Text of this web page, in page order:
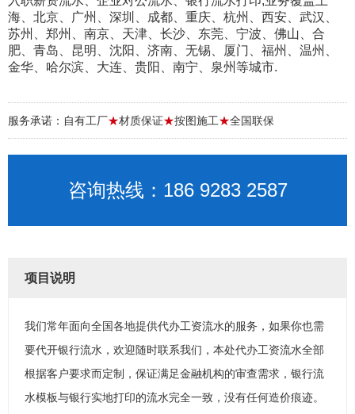
海、北京、广州、深圳、成都、重庆、杭州、西安、武汉、
苏州、郑州、南京、天津、长沙、东莞、宁波、佛山、合
肥、青岛、昆明、沈阳、济南、无锡、厦门、福州、温州、
金华、哈尔滨、大连、贵阳、南宁、泉州等城市.
服务承诺：自有工厂★材质保证★按图施工★全国联保
咨询热线：186 9283 2587
项目说明
我们常年面向全国各地提供代办工资流水的服务，如果你也需
要代开银行流水，欢迎随时联系我们，本处代办工资流水全部
根据客户要求而定制，保证满足金融机构的审查需求，银行流
水模板与银行实地打印的流水完全一致，没有任何造价痕迹。